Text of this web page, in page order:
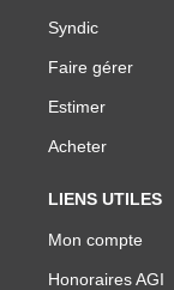
Syndic
Faire gérer
Estimer
Acheter
LIENS UTILES
Mon compte
Honoraires AGI